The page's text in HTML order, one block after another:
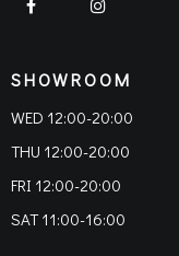
SHOWROOM
WED 12:00-20:00
THU 12:00-20:00
FRI 12:00-20:00
SAT 11:00-16:00